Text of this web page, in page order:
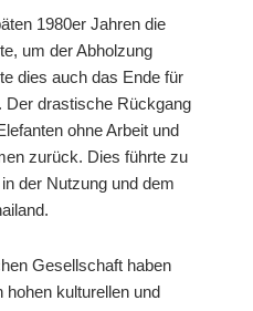
1980er Jahren die
um der Abholzung
dies auch das Ende für
Der drastische Rückgang
ohne Arbeit und
zurück. Dies führte zu
der Nutzung und dem
Gesellschaft haben
hohen kulturellen und